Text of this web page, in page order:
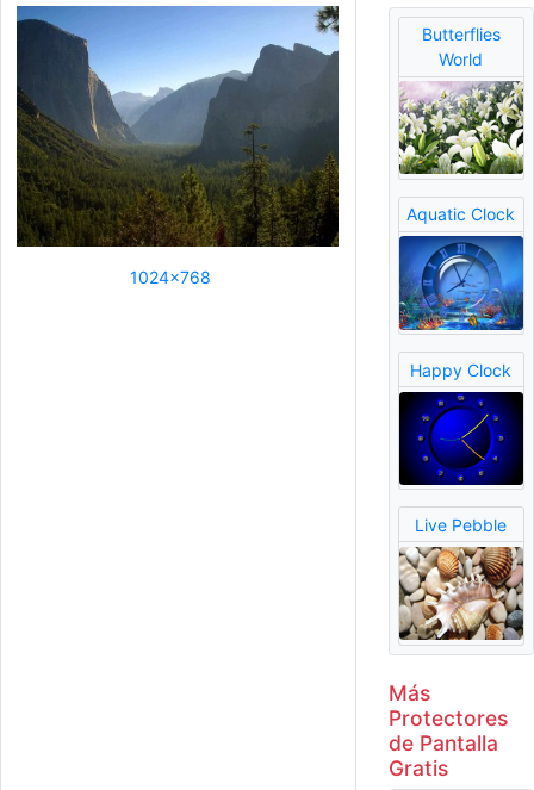
1024x768
Butterflies
World
Aquatic Clock
Happy Clock
Live Pebble
Más
Protectores
de Pantalla
Gratis